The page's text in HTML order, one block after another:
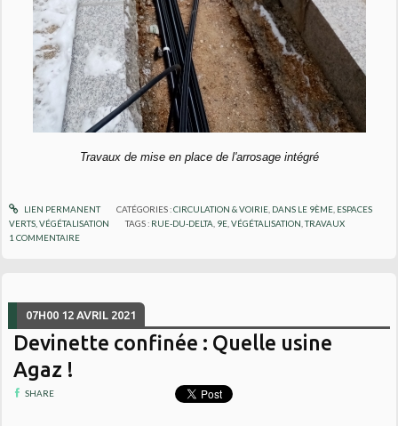
Travaux de mise en place de l'arrosage intégré
LIEN PERMANENT CATÉGORIES :CIRCULATION & VOIRIE, DANS LE 9ÈME, ESPACES
VERTS, VÉGÉTALISATION
TAGS : RUE-DU-DELTA 9E ,VÉGÉTALISATION ,TRAVAUX
1 COMMENTAIRE
07H00 12 AVRIL 2021
Devinette confinée : Quelle usine
Agaz !
SHARE